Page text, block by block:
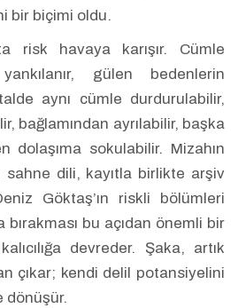
bir biçimi oldu.
risk havaya karışır. Cümle
gülen bedenlerin
aynı cümle durdurulabilir,
bağlamından ayrılabilir, başka
dolaşıma sokulabilir. Mizahın
dili, kayıtla birlikte arşiv
Göktaş’ın riskli bölümleri
bırakması bu açıdan önemli bir
kalıcılığa devreder. Şaka, artık
çıkar; kendi delil potansiyelini
dönüşür.